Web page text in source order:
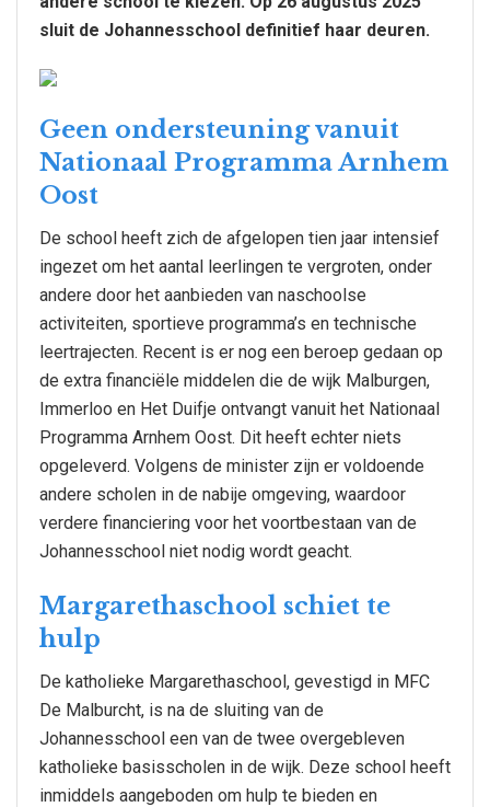
sluit de Johannesschool definitief haar deuren.
Geen ondersteuning vanuit
Nationaal Programma Arnhem
Oost
De school heeft zich de afgelopen tien jaar intensief
ingezet om het aantal leerlingen te vergroten, onder
andere door het aanbieden van naschoolse
activiteiten, sportieve programma’s en technische
leertrajecten. Recent is er nog een beroep gedaan op
de extra financiële middelen die de wijk Malburgen,
Immerloo en Het Duifje ontvangt vanuit het Nationaal
Programma Arnhem Oost. Dit heeft echter niets
opgeleverd. Volgens de minister zijn er voldoende
andere scholen in de nabije omgeving, waardoor
verdere financiering voor het voortbestaan van de
Johannesschool niet nodig wordt geacht.
Margarethaschool schiet te
hulp
De katholieke Margarethaschool, gevestigd in MFC
De Malburcht, is na de sluiting van de
Johannesschool een van de twee overgebleven
katholieke basisscholen in de wijk. Deze school heeft
inmiddels aangeboden om hulp te bieden en